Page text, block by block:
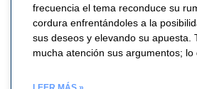
frecuencia el tema reconduce su
cordura enfrentándoles a la
sus deseos y elevando su apuesta.
mucha atención sus argumentos; lo